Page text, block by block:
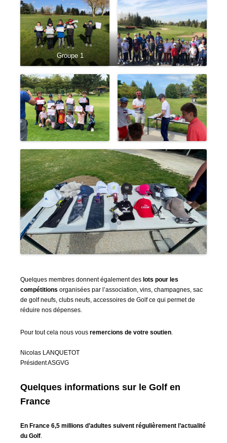
Groupe 1
Quelques membres donnent également des lots pour les
compétitions organisées par l’association, vins, champagnes, sac
de golf neufs, clubs neufs, accessoires de Golf ce qui permet de
réduire nos dépenses.
Pour tout cela nous vous remercions de votre soutien.
Nicolas LANQUETOT
Président ASGVG
Quelques informations sur le Golf en
France
En France 6,5 millions d’adultes suivent régulièrement l’actualité
du Golf.